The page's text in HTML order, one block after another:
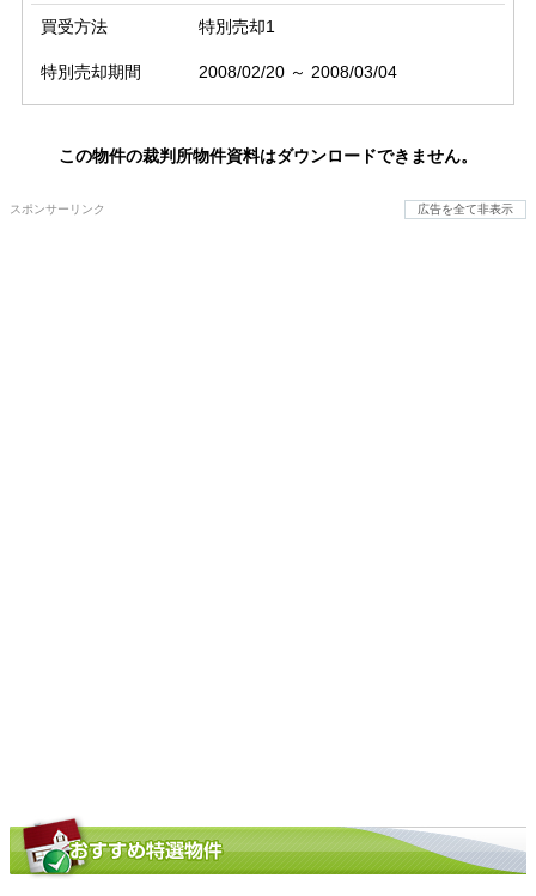
買受方法 特別売却1
特別売却期間 2008/02/20 ～ 2008/03/04
この物件の裁判所物件資料はダウンロードできません。
スポンサーリンク 広告を全て非表示